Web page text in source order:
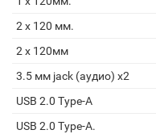
2 x 120 мм.
2 x 120мм
3.5 мм jack (аудио) х2
USB 2.0 Type-A
USB 2.0 Type-A.